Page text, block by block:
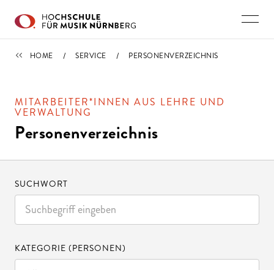
SERVICE
HOME SERVICE PERSONENVERZEICHNIS
MITARBEITER*INNEN AUS LEHRE UND
VERWALTUNG
Personenverzeichnis
SUCHWORT
KATEGORIE (PERSONEN)